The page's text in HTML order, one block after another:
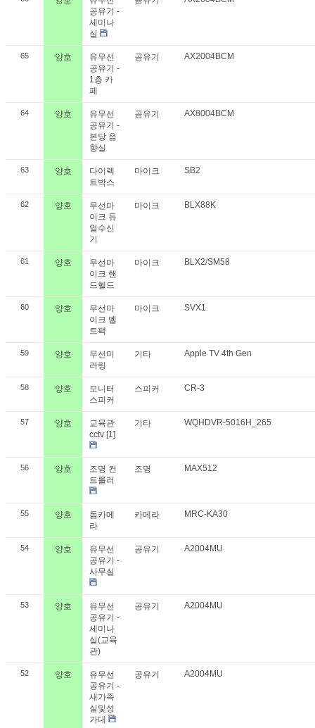
공유기 -
세미나
실
65 양호
유무선
공유기 -
1층 카
페
공유기 AX2004BCM
64 양호
유무선
공유기 -
본당 음
향실
공유기 AX8004BCM
63 양호
다이렉
트박스
마이크 SB2
62 양호
무선마
이크 듀
얼수신
기
마이크 BLX88K
61 양호
무선마
이크 핸
드헬드
마이크 BLX2/SM58
60 양호
무선마
이크 벨
트팩
마이크 SVX1
59 양호
무선미
러링
기타 Apple TV 4th Gen
58 양호
모니터
스피커
스피커 CR-3
57 양호
교육관
cctv [1]
기타 WQHDVR-5016H_265
56 양호
조명 컨
트롤러
조명 MAX512
55 양호
돔카메
라
카메라 MRC-KA30
54 양호
유무선
공유기 -
사무실
공유기 A2004MU
53 양호
유무선
공유기 -
세미나
실(교육
관)
공유기 A2004MU
52 양호
유무선
공유기 -
새가족
실및성
가대
공유기 A2004MU